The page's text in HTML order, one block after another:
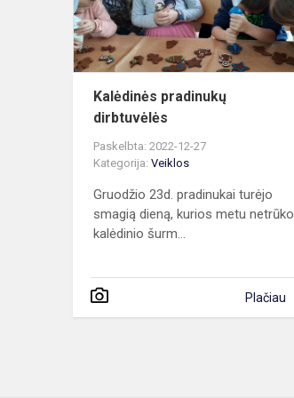
Kalėdinės pradinukų
dirbtuvėlės
Paskelbta: 2022-12-27
Kategorija: Veiklos
Gruodžio 23d. pradinukai turėjo
smagią dieną, kurios metu netrūko
kalėdinio šurm...
Plačiau